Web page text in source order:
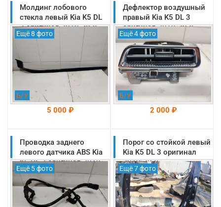
На складе: Раменское
-->
На складе: Раменское
-->
Молдинг лобового
стекла левый Kia K5 DL
3 оригинал 2019-2025
(99240L3500)
Ещё 8 фото
Б/У
5 000 ₽
На складе: Раменское
-->
Дефлектор воздушный
правый Kia K5 DL 3
оригинал 2019-2025
(97490L2000SA1)
Ещё 4 фото
Б/У
2 000 ₽
На складе: Раменское
-->
Проводка заднего
левого датчика ABS Kia
K5 DL 3 оригинал 2019-
2025 (59795L0000)
Ещё 5 фото
Порог со стойкой левый
Kia K5 DL 3 оригинал
2019-2025
(71312L2D00)
Ещё 7 фото